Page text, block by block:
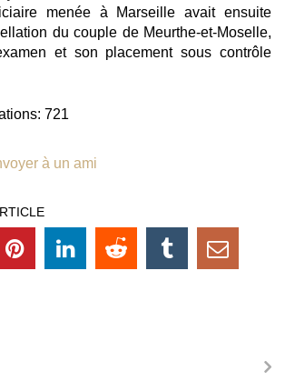
menée à Marseille avait ensuite
du couple de Meurthe-et-Moselle,
et son placement sous contrôle
721
à un ami